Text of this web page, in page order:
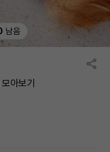
남음
아보기